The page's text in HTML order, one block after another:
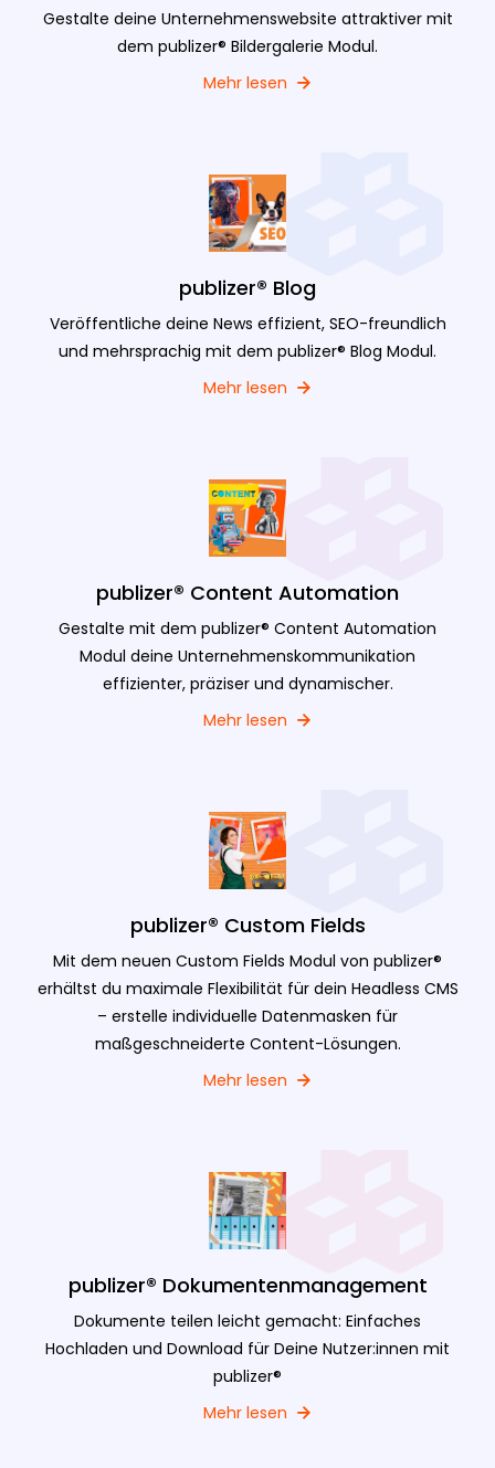
Gestalte deine Unternehmenswebsite attraktiver mit
dem publizer® Bildergalerie Modul.
Mehr lesen
publizer® Blog
Veröffentliche deine News effizient, SEO-freundlich
und mehrsprachig mit dem publizer® Blog Modul.
Mehr lesen
publizer® Content Automation
Gestalte mit dem publizer® Content Automation
Modul deine Unternehmenskommunikation
effizienter, präziser und dynamischer.
Mehr lesen
publizer® Custom Fields
Mit dem neuen Custom Fields Modul von publizer®
erhältst du maximale Flexibilität für dein Headless CMS
– erstelle individuelle Datenmasken für
maßgeschneiderte Content-Lösungen.
Mehr lesen
publizer® Dokumentenmanagement
Dokumente teilen leicht gemacht: Einfaches
Hochladen und Download für Deine Nutzer:innen mit
publizer®
Mehr lesen